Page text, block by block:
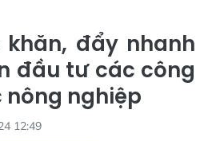
khăn, đẩy nhanh
đầu tư các công
nghiệp
12:49